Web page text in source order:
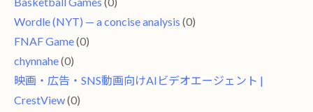
Wordle (NYT) — a concise analysis (0)
FNAF Game(0)
chynnahe(0)
映画・広告・SNS動画向けAIビデオエージェント |
CrestView(0)